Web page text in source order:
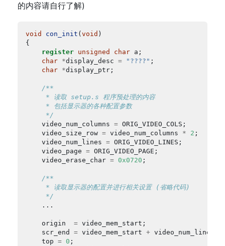
的内容请自行了解)
void con_init ( void
register unsigned char
char *display_desc = "????"
char *
     */
	video_num_columns
=
	video_size_row
= video_num_columns * 2
	video_num_lines
=
	video_page
=
	video_erase_char
= 0x0720
     */
=
= video_mem_start + video_num_lines
= 0